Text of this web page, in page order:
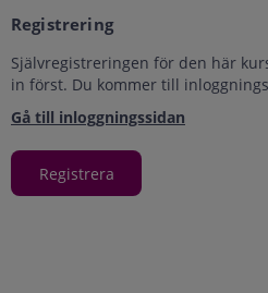
Registrering
Självregistreringen för den här
in först. Du kommer till
Gå till inloggningssidan